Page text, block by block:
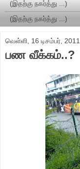
வெள்ளி, 16 டிசம்பர், 2011
பண வீக்கம்..?